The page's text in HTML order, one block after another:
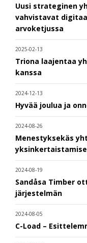
Uusi strateginen
vahvistavat
arvoketjussa
2025-02-13
Triona laajentaa
kanssa
2024-12-13
Hyvää joulua ja
2024-08-26
Menestyksekäs
2024-08-19
Sandåsa Timber
järjestelmän
2024-08-05
C-Load –